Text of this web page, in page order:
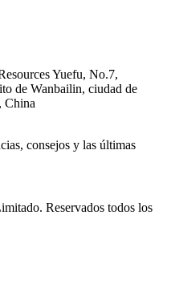
Yuefu, No.7,
de Wanbailin, ciudad de
China
consejos y las últimas
Reservados todos los